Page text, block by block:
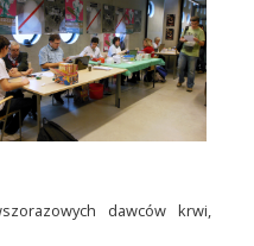
dawców krwi,